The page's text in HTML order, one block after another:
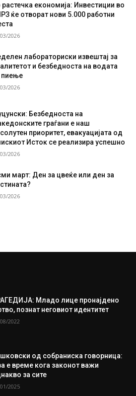
растечка економија: Инвестиции во
ќе отворат нови 5.000 работни
2026
лабораториски извештај за
и безбедноста на водата
пиење
2026
Безбедноста на
граѓани е наш
приоритет, евакуацијата од
Исток се реализира успешно
2026
март: Ден за цвеќе или ден за
2026
Младо лице пронајдено
познат неговиот идентитет
2022
од собраниска говорница:
е време кога законот важи
за сите
2025